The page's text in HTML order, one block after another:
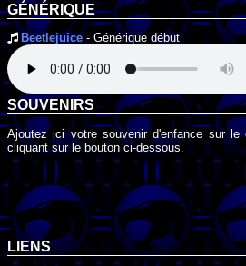
GÉNÉRIQUE
Beetlejuice- Générique début
SOUVENIRS
Ajoutez ici votre souvenir d'enfance sur le
cliquant sur le bouton ci-dessous.
LIENS